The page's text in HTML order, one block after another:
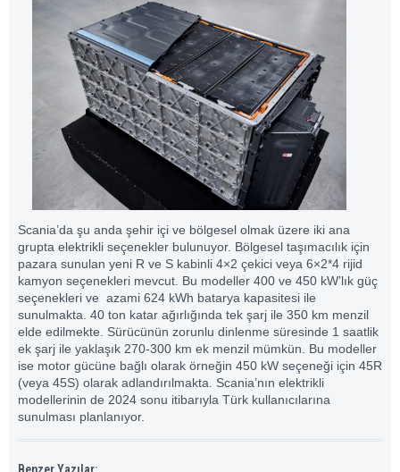
Scania’da şu anda şehir içi ve bölgesel olmak üzere iki ana
grupta elektrikli seçenekler bulunuyor. Bölgesel taşımacılık için
pazara sunulan yeni R ve S kabinli 4×2 çekici veya 6×2*4 rijid
kamyon seçenekleri mevcut. Bu modeller 400 ve 450 kW’lık güç
seçenekleri ve azami 624 kWh batarya kapasitesi ile
sunulmakta. 40 ton katar ağırlığında tek şarj ile 350 km menzil
elde edilmekte. Sürücünün zorunlu dinlenme süresinde 1 saatlik
ek şarj ile yaklaşık 270-300 km ek menzil mümkün. Bu modeller
ise motor gücüne bağlı olarak örneğin 450 kW seçeneği için 45R
(veya 45S) olarak adlandırılmakta. Scania’nın elektrikli
modellerinin de 2024 sonu itibarıyla Türk kullanıcılarına
sunulması planlanıyor.
Benzer Yazılar: